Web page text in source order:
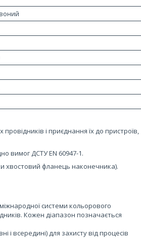
і приєднання їх до пристроїв,
вимог ДСТУ EN 60947-1.
хвостовий фланець наконечника).
системи кольорового
Кожен діапазон позначається
всередині) для захисту від процесів